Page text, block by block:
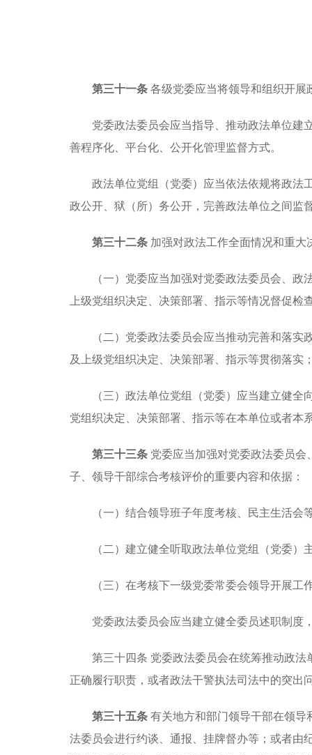
第三十一条 各级党委应当将领导和组织开展
党委政法委员会应当指导、推动政法单位建
善程序化、平台化、公开化管理监督方式。
政法单位党组（党委）应当依法依规将政法
政公开、狱（所）务公开，完善政法单位之间监
第三十二条 加强对政法工作全面情况和重
（一）党委应当加强对党委政法委员会、
上级党组织决定、决策部署、指示等情况督促
（二）党委政法委员会应当推动完善和落
及上级党组织决定、决策部署、指示等贯彻落实
（三）政法单位党组（党委）应当建立健
党组织决定、决策部署、指示等在本单位或者本
第三十三条 党委应当加强对党委政法委员
子、领导干部综合考核评价的重要内容和依据：
（一）结合领导班子年度考核、民主生活
（二）建立健全听取政法单位党组（党委
（三）在考核下一级党委常委会领导开展
党委政法委员会应当建立健全委员述职制度
第三十四条 党委政法委员会在统筹推动政
正确履行职责，或者政法干警执法司法中的突出
第三十五条 有关地方和部门领导干部在领导
法委员会进行约谈、通报、挂牌督办等；或者由